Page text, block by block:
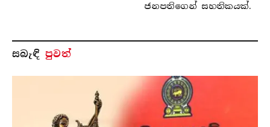
ජනපතිගෙන් සහතිකයක්.
සබැ​ඳි පුවත්